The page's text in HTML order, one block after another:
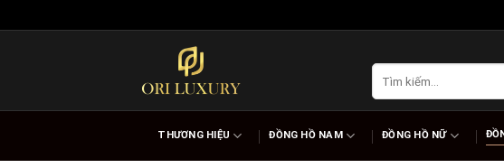
to
THƯƠNG HIỆU ĐỒNG HỒ NAM ĐỒNG HỒ NỮ